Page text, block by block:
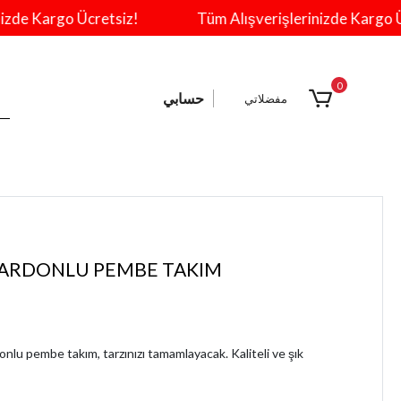
Kargo Ücretsiz! Tüm Alışverişlerinizde Kargo
حسابي مفضلاتي
0
PEMBE TAKIM
pembe takım, tarzınızı tamamlayacak. Kaliteli ve şık